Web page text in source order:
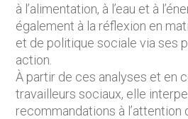
à l’alimentation, à l’eau et à
également à la réflexion en
et de politique sociale via ses
action.
À partir de ces analyses et en
travailleurs sociaux, elle
recommandations à